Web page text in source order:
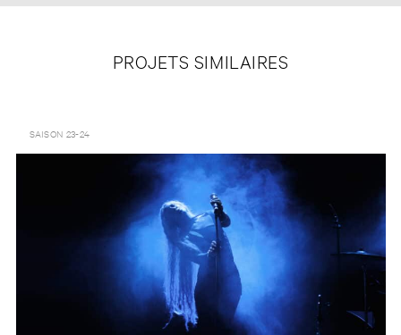
PROJETS SIMILAIRES
SAISON 23-24